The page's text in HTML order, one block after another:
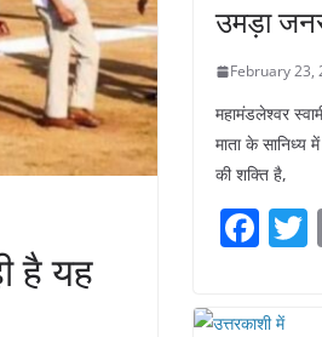
है यह
उमड़ा
February 23,
महामंडलेश्वर
माता के
की शक्ति है,
F
c